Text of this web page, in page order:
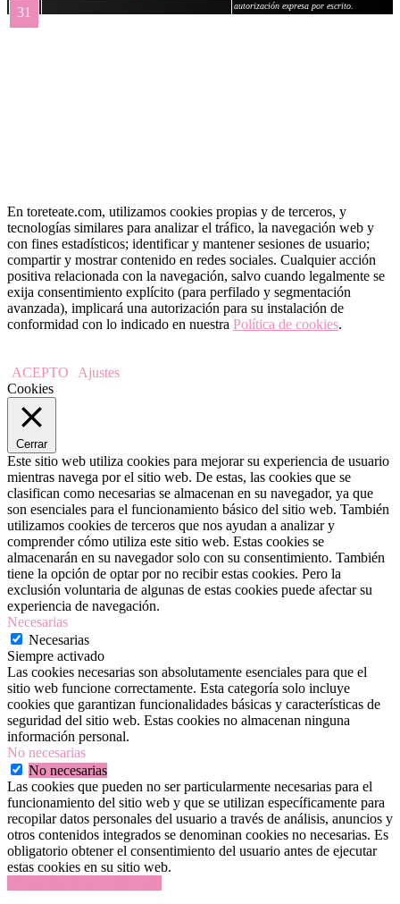
31
autorización expresa por escrito.
En toreteate.com, utilizamos cookies propias y de terceros, y
tecnologías similares para analizar el tráfico, la navegación web y
con fines estadísticos; identificar y mantener sesiones de usuario;
compartir y mostrar contenido en redes sociales. Cualquier acción
positiva relacionada con la navegación, salvo cuando legalmente se
exija consentimiento explícito (para perfilado y segmentación
avanzada), implicará una autorización para su instalación de
conformidad con lo indicado en nuestra Política de cookies.
ACEPTO
Ajustes
Cookies
Cerrar
Este sitio web utiliza cookies para mejorar su experiencia de usuario
mientras navega por el sitio web. De estas, las cookies que se
clasifican como necesarias se almacenan en su navegador, ya que
son esenciales para el funcionamiento básico del sitio web. También
utilizamos cookies de terceros que nos ayudan a analizar y
comprender cómo utiliza este sitio web. Estas cookies se
almacenarán en su navegador solo con su consentimiento. También
tiene la opción de optar por no recibir estas cookies. Pero la
exclusión voluntaria de algunas de estas cookies puede afectar su
experiencia de navegación.
Necesarias
Necesarias
Siempre activado
Las cookies necesarias son absolutamente esenciales para que el
sitio web funcione correctamente. Esta categoría solo incluye
cookies que garantizan funcionalidades básicas y características de
seguridad del sitio web. Estas cookies no almacenan ninguna
información personal.
No necesarias
No necesarias
Las cookies que pueden no ser particularmente necesarias para el
funcionamiento del sitio web y que se utilizan específicamente para
recopilar datos personales del usuario a través de análisis, anuncios y
otros contenidos integrados se denominan cookies no necesarias. Es
obligatorio obtener el consentimiento del usuario antes de ejecutar
estas cookies en su sitio web.